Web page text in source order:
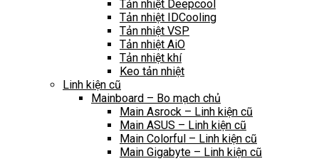
Tản nhiệt Deepcool
Tản nhiệt IDCooling
Tản nhiệt VSP
Tản nhiệt AiO
Tản nhiệt khí
Keo tản nhiệt
Linh kiện cũ
Mainboard – Bo mạch chủ
Main Asrock – Linh kiện cũ
Main ASUS – Linh kiện cũ
Main Colorful – Linh kiện cũ
Main Gigabyte – Linh kiện cũ